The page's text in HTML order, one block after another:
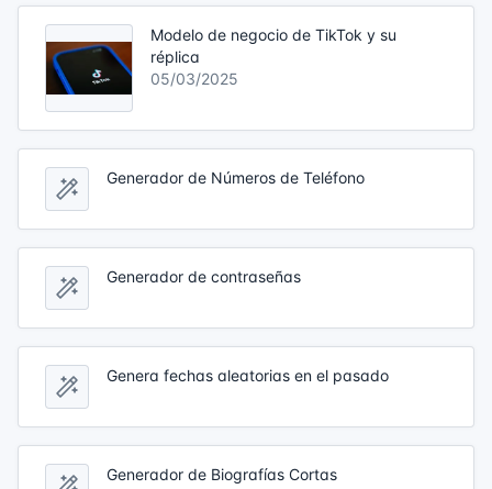
Modelo de negocio de TikTok y su
réplica
05/03/2025
Generador de Números de Teléfono
Generador de contraseñas
Genera fechas aleatorias en el pasado
Generador de Biografías Cortas